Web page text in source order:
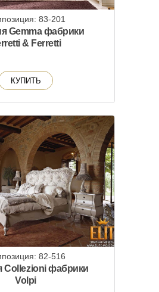
83-201
Gemma фабрики
& Ferretti
КУПИТЬ
82-516
Collezioni фабрики
Volpi